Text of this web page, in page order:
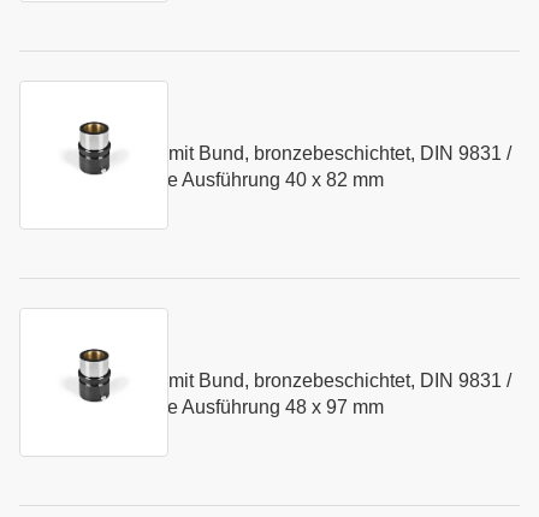
Führungsbuchse mit Bund, bronzebeschichtet, DIN 9831 /
ISO 9448 - mittlere Ausführung 40 x 82 mm
Kurzname:N084.40
103417
Führungsbuchse mit Bund, bronzebeschichtet, DIN 9831 /
ISO 9448 - mittlere Ausführung 48 x 97 mm
Kurzname:N084.48
103418